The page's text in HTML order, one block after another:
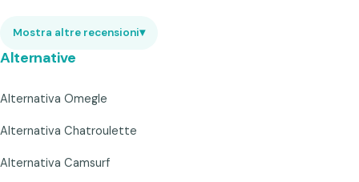
Mostra altre recensioni▾
Alternative
Alternativa Omegle
Alternativa Chatroulette
Alternativa Camsurf